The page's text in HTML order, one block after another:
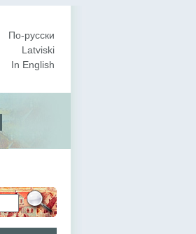
По-русски
Latviski
In English